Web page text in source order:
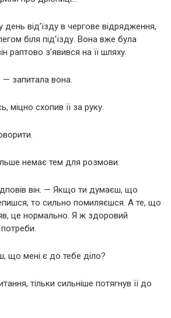
від’їзду в чергове відрядження,
біля під’їзду. Вона вже була
раптово з’явився на її шляху.
запитала вона.
міцно схопив її за руку.
немає тем для розмови.
він. — Якщо ти думаєш, що
то сильно помиляєшся. А те, що
це нормально. Я ж здоровий
що мені є до тебе діло?
тільки сильніше потягнув її до